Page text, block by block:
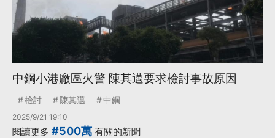
中鋼小港廠區火警 陳其邁要求檢討事故原因
檢討 陳其邁 中鋼
2025/9/21 19:10
閱讀更多 #500萬 有關的新聞